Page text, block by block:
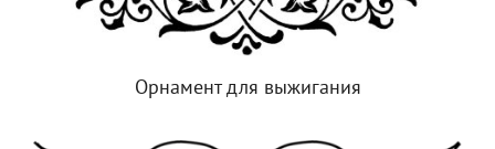
Орнамент для выжигания